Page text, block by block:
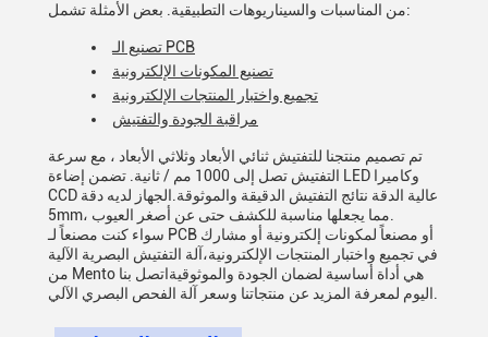
من المناسبات والسيناريوهات التطبيقية. بعض الأمثلة تشمل:
تصنيع الـ PCB
تصنيع المكونات الإلكترونية
تجميع واختبار المنتجات الإلكترونية
مراقبة الجودة والتفتيش
تم تصميم منتجنا للتفتيش ثنائي الأبعاد وثلاثي الأبعاد ، مع سرعة
التفتيش تصل إلى 1000 مم / ثانية. تضمن إضاءة LED وكاميرا
CCD عالية الدقة نتائج التفتيش الدقيقة والموثوقة.الجهاز لديه دقة
سواء كنت مصنعاً لـ PCB أو مصنعاً لمكونات إلكترونية أو مشارك
في تجميع واختبار المنتجات الإلكترونية،آلة التفتيش البصرية الآلية
من Mento هي أداة أساسية لضمان الجودة والموثوقيةاتصل بنا